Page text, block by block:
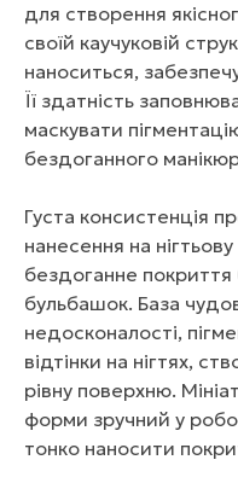
для створення
своїй каучуковій
наноситься,
Її здатність
маскувати
бездоганного
Густа консистенція
нанесення на
бездоганне покриття
бульбашок. База
недосконалості,
відтінки на нігтях,
рівну поверхню.
форми зручний у
тонко наносити